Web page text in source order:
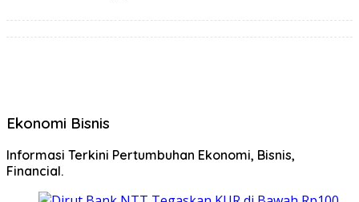
Ekonomi Bisnis
Informasi Terkini Pertumbuhan Ekonomi, Bisnis,
Financial.